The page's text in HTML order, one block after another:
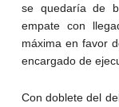
se quedaría de
empate con
máxima en favor
encargado de
Con doblete del